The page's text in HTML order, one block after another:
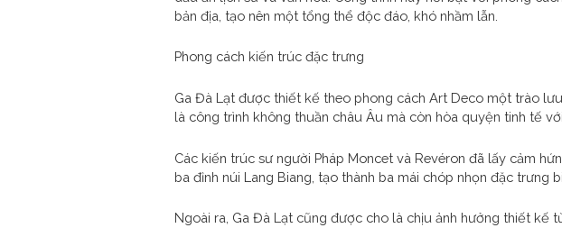
bản địa, tạo nên một tổng thể độc đáo, khó nhầm lẫn.
Phong cách kiến trúc đặc trưng
Ga Đà Lạt được thiết kế theo phong cách Art Deco một trào
là công trình không thuần châu Âu mà còn hòa quyện tinh tế
Các kiến trúc sư người Pháp Moncet và Revéron đã lấy cảm
ba đỉnh núi Lang Biang, tạo thành ba mái chóp nhọn đặc trưng
Ngoài ra, Ga Đà Lạt cũng được cho là chịu ảnh hưởng thiết kế